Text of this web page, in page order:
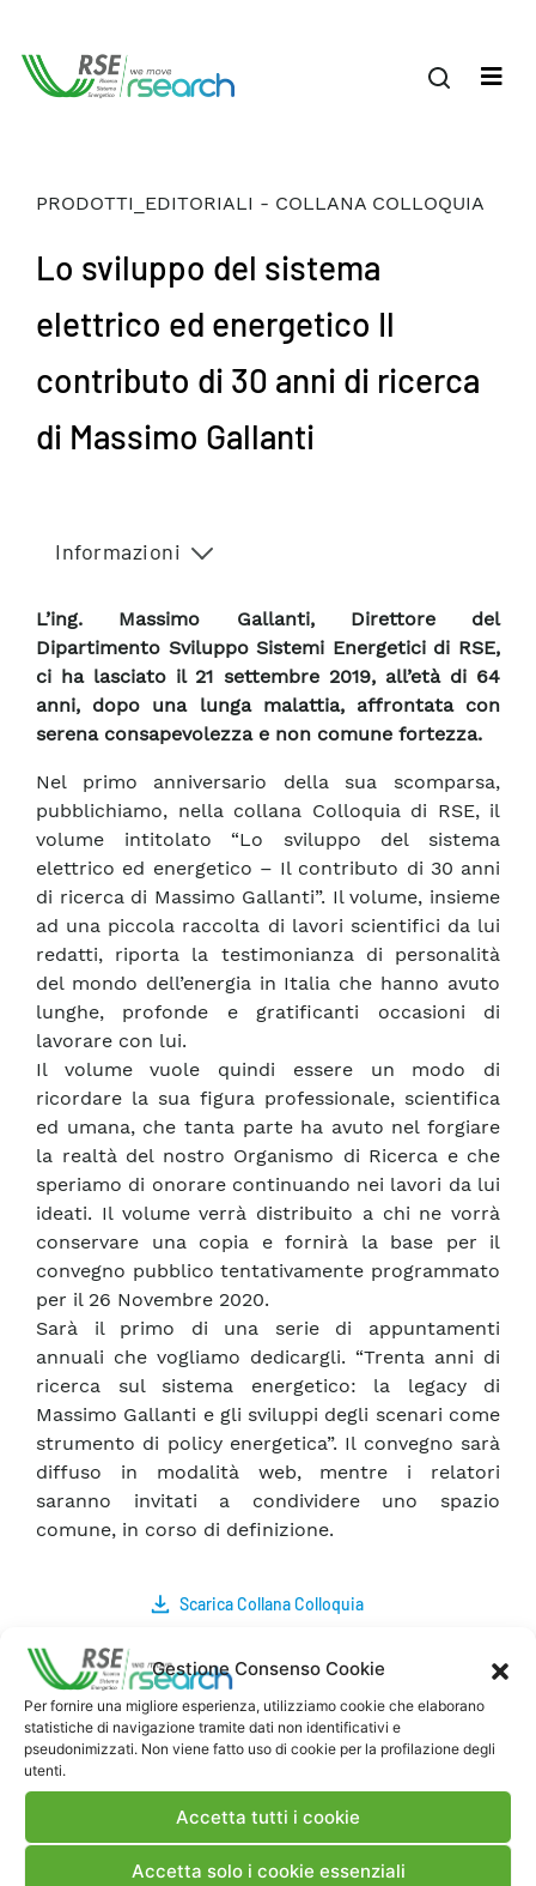
Gestione Consenso Cookie
Per fornire una migliore esperienza, utilizziamo cookie che elaborano
statistiche di navigazione tramite dati non identificativi e
pseudonimizzati. Non viene fatto uso di cookie per la profilazione degli
utenti.
Accetta tutti i cookie
Accetta solo i cookie essenziali
PRODOTTI_EDITORIALI - COLLANA COLLOQUIA
Lo sviluppo del sistema
elettrico ed energetico Il
contributo di 30 anni di ricerca
di Massimo Gallanti
Informazioni
L’ing. Massimo Gallanti, Direttore del
Dipartimento Sviluppo Sistemi Energetici di RSE,
ci ha lasciato il 21 settembre 2019, all’età di 64
anni, dopo una lunga malattia, affrontata con
serena consapevolezza e non comune fortezza.
Nel primo anniversario della sua scomparsa,
pubblichiamo, nella collana Colloquia di RSE, il
volume intitolato “Lo sviluppo del sistema
elettrico ed energetico – Il contributo di 30 anni
di ricerca di Massimo Gallanti”. Il volume, insieme
ad una piccola raccolta di lavori scientifici da lui
redatti, riporta la testimonianza di personalità
del mondo dell’energia in Italia che hanno avuto
lunghe, profonde e gratificanti occasioni di
lavorare con lui.
Il volume vuole quindi essere un modo di
ricordare la sua figura professionale, scientifica
ed umana, che tanta parte ha avuto nel forgiare
la realtà del nostro Organismo di Ricerca e che
speriamo di onorare continuando nei lavori da lui
ideati. Il volume verrà distribuito a chi ne vorrà
conservare una copia e fornirà la base per il
convegno pubblico tentativamente programmato
per il 26 Novembre 2020.
Sarà il primo di una serie di appuntamenti
annuali che vogliamo dedicargli. “Trenta anni di
ricerca sul sistema energetico: la legacy di
Massimo Gallanti e gli sviluppi degli scenari come
strumento di policy energetica”. Il convegno sarà
diffuso in modalità web, mentre i relatori
saranno invitati a condividere uno spazio
comune, in corso di definizione.
Scarica Collana Colloquia
Commenti
Pubblica un commento